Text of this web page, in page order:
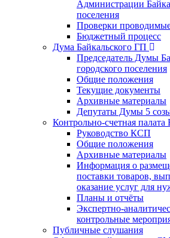
Администрации
поселения
Проверки
Бюджетный процесс
Дума Байкальского ГП
Председатель Думы
городского поселения
Общие положения
Текущие документы
Архивные материалы
Депутаты Думы 5
Контрольно-счетная палата
Руководство КСП
Общие положения
Архивные материалы
Информация о
поставки товаров,
оказание услуг для
Планы и отчёты
Экспертно-
контрольные
Публичные слушания